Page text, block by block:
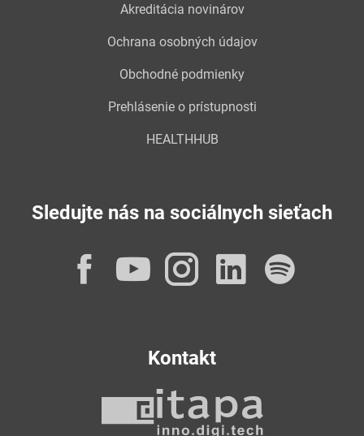
Akreditácia novinárov
Ochrana osobných údajov
Obchodné podmienky
Prehlásenie o prístupnosti
HEALTHHUB
Sledujte nás na sociálnych sieťach
Facebook
YouTube
Instagram
Kontakt